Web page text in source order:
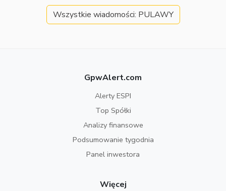
Wszystkie wiadomości: PULAWY
GpwAlert.com
Alerty ESPI
Top Spółki
Analizy finansowe
Podsumowanie tygodnia
Panel inwestora
Więcej